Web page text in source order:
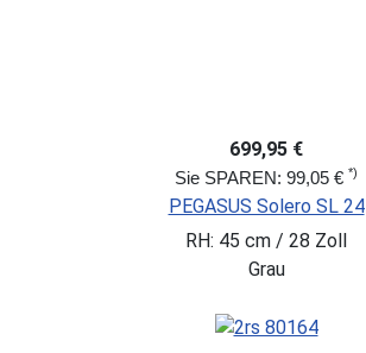
699,95 €
Sie SPAREN: 99,05 € *)
PEGASUS Solero SL 24
RH: 45 cm / 28 Zoll
Grau